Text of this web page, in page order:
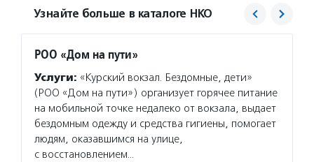
Узнайте больше в каталоге НКО
РОО «Дом на пути»
Услуги: «Курский вокзал. Бездомные, дети»
(РОО «Дом на пути») организует горячее питание
на мобильной точке недалеко от вокзала, выдает
бездомным одежду и средства гигиены, помогает
людям, оказавшимся на улице,
с восстановлением…